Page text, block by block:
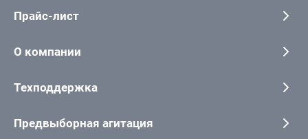
Прайс-лист
О компании
Техподдержка
Предвыборная агитация